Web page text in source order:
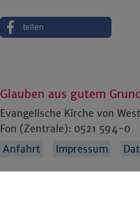
teilen
Glauben aus gutem
Evangelische Kirche von
Fon (Zentrale): 0521 594-0
Anfahrt
Impressum